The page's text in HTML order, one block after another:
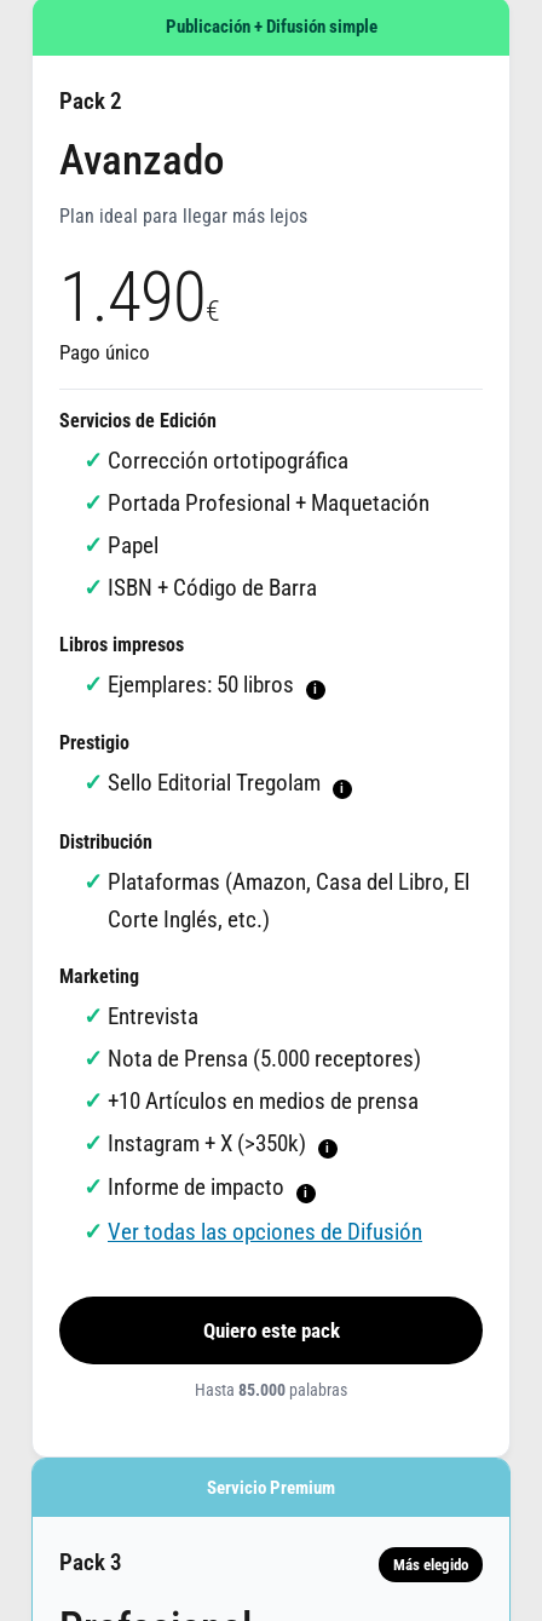
Publicación + Difusión simple
Pack 2
Avanzado
Plan ideal para llegar más lejos
1.490€
Pago único
Servicios de Edición
Corrección ortotipográfica
Portada Profesional + Maquetación
Papel
ISBN + Código de Barra
Libros impresos
Ejemplares: 50 libros i
Prestigio
Sello Editorial Tregolam i
Distribución
Plataformas (Amazon, Casa del Libro, El
Corte Inglés, etc.)
Marketing
Entrevista
Nota de Prensa (5.000 receptores)
+10 Artículos en medios de prensa
Instagram + X (>350k)
i
Informe de impacto i
Ver todas las opciones de Difusión
Quiero este pack
Hasta 85.000 palabras
Servicio Premium
Pack 3 Más elegido